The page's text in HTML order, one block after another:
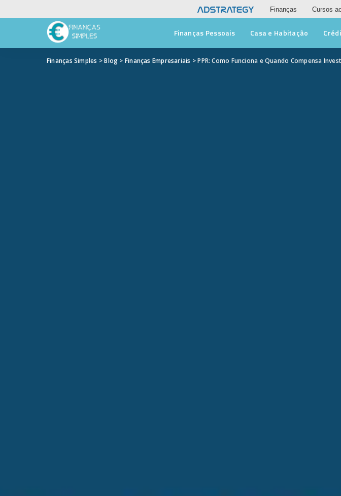
Finanças Cursos
Finanças Pessoais Casa e Habitação
Finanças Simples >Blog > Finanças Empresariais >PPR: Como Funciona e Quando Compensa